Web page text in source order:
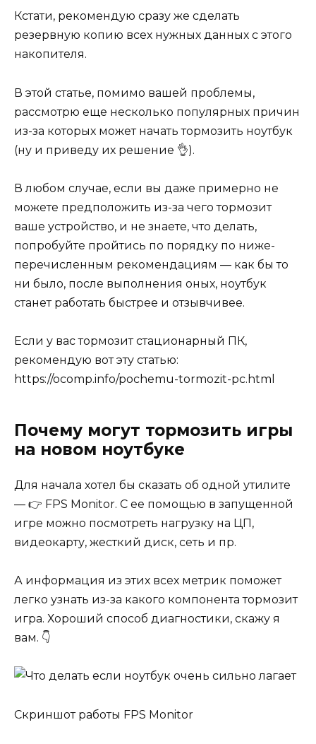
Кстати, рекомендую сразу же сделать
резервную копию всех нужных данных с этого
накопителя.
В этой статье, помимо вашей проблемы,
рассмотрю еще несколько популярных причин
из-за которых может начать тормозить ноутбук
(ну и приведу их решение 👌).
В любом случае, если вы даже примерно не
можете предположить из-за чего тормозит
ваше устройство, и не знаете, что делать,
попробуйте пройтись по порядку по ниже-
перечисленным рекомендациям — как бы то
ни было, после выполнения оных, ноутбук
станет работать быстрее и отзывчивее.
Если у вас тормозит стационарный ПК,
рекомендую вот эту статью:
https://ocomp.info/pochemu-tormozit-pc.html
Почему могут тормозить игры
на новом ноутбуке
Для начала хотел бы сказать об одной утилите
— 👉 FPS Monitor. С ее помощью в запущенной
игре можно посмотреть нагрузку на ЦП,
видеокарту, жесткий диск, сеть и пр.
А информация из этих всех метрик поможет
легко узнать из-за какого компонента тормозит
игра. Хороший способ диагностики, скажу я
вам. 👇
Скриншот работы FPS Monitor